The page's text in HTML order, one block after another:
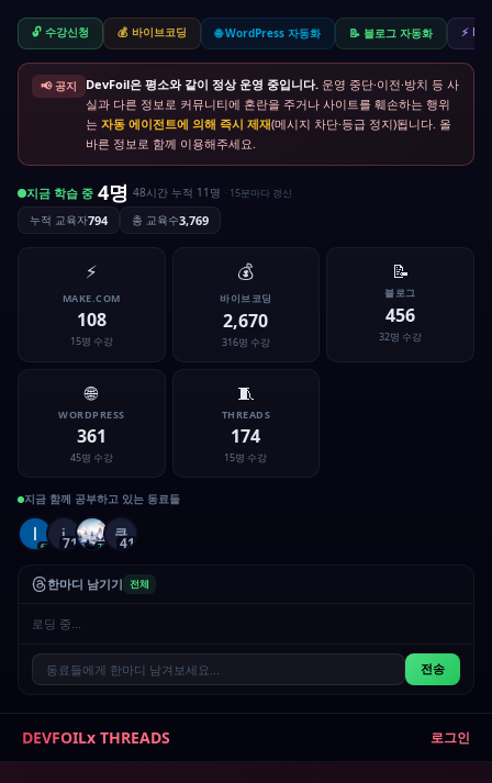
🔓 수강신청 💰 바이브코딩 🌐 WordPress 자동화 📝 블로그 자동화 ⚡
📢 공지 DevFoil은 평소와 같이 정상 운영 중입니다. 운영 중단·이전·방치 등 사
실과 다른 정보로 커뮤니티에 혼란을 주거나 사이트를 훼손하는 행위
는 자동 에이전트에 의해 즉시 제재(메시지 차단·등급 정지)됩니다. 올
바른 정보로 함께 이용해주세요.
지금 학습 중 4명 48시간 누적 11명 · 15분마다 갱신
누적 교육자794 총 교육수3,769
⚡
MAKE.COM
108
15명 수강
💰
바이브코딩
2,670
316명 수강
📝
블로그
456
32명 수강
🌐
WORDPRESS
361
45명 수강
🧵
THREADS
174
15명 수강
지금 함께 공부하고 있는 동료들
62
i71 75
쿠
41
한마디 남기기 전체
로딩 중...
전송
DEVFOILx THREADS 로그인